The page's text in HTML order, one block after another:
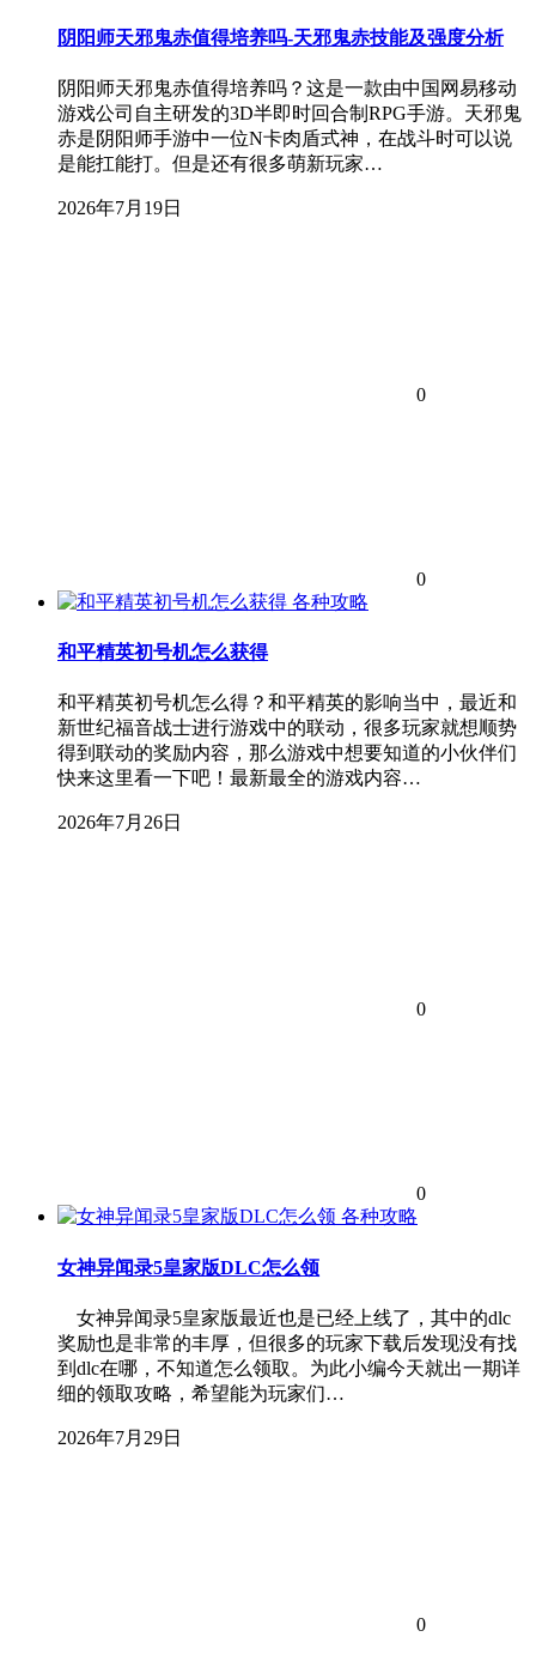
阴阳师天邪鬼赤值得培养吗-天邪鬼赤技能及强度分析
阴阳师天邪鬼赤值得培养吗？这是一款由中国网易移动
游戏公司自主研发的3D半即时回合制RPG手游。天邪鬼
赤是阴阳师手游中一位N卡肉盾式神，在战斗时可以说
是能扛能打。但是还有很多萌新玩家…
2026年7月19日
0
0
各种攻略
和平精英初号机怎么获得
和平精英初号机怎么得？和平精英的影响当中，最近和
新世纪福音战士进行游戏中的联动，很多玩家就想顺势
得到联动的奖励内容，那么游戏中想要知道的小伙伴们
快来这里看一下吧！最新最全的游戏内容…
2026年7月26日
0
0
各种攻略
女神异闻录5皇家版DLC怎么领
女神异闻录5皇家版最近也是已经上线了，其中的dlc
奖励也是非常的丰厚，但很多的玩家下载后发现没有找
到dlc在哪，不知道怎么领取。为此小编今天就出一期详
细的领取攻略，希望能为玩家们…
2026年7月29日
0